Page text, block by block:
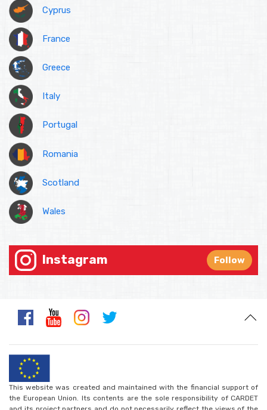
Cyprus
France
Greece
Italy
Portugal
Romania
Scotland
Wales
Instagram Follow
This website was created and maintained with the financial support of
the European Union. Its contents are the sole responsibility of CARDET